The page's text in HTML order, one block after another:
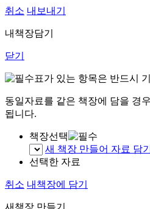
취소 내보내기
내책장담기
닫기
표가 있는 항목은 반드시
동일자료를 같은 책장에 담을 경
됩니다.
책장선택
새 책장 만들어 자료 담기
선택한 자료
취소 내책장에 담기